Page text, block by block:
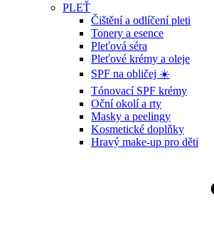
PLEŤ
Čištění a odlíčení pleti
Tonery a esence
Pleťová séra
Pleťové krémy a oleje
SPF na obličej ☀️
Tónovací SPF krémy
Oční okolí a rty
Masky a peelingy
Kosmetické doplňky
Hravý make-up pro děti